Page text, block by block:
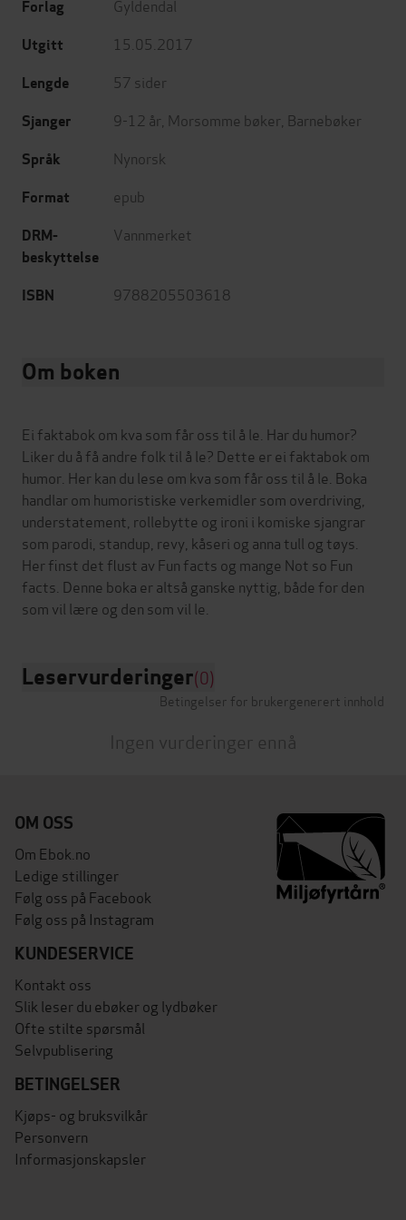
Forlag Gyldendal
Utgitt 15.05.2017
Lengde 57 sider
Sjanger 9-12 år Morsomme bøker Barnebøker
Språk Nynorsk
Format epub
DRM-
beskyttelse
Vannmerket
ISBN 9788205503618
Om boken
Ei faktabok om kva som får oss til å le. Har du humor?
Liker du å få andre folk til å le? Dette er ei faktabok om
humor. Her kan du lese om kva som får oss til å le. Boka
handlar om humoristiske verkemidler som overdriving,
understatement, rollebytte og ironi i komiske sjangrar
som parodi, standup, revy, kåseri og anna tull og tøys.
Her finst det flust av Fun facts og mange Not so Fun
facts. Denne boka er altså ganske nyttig, både for den
Leservurderinger(0)
Betingelser for brukergenerert innhold
Ingen vurderinger ennå
OM OSS
Om Ebok.no
Ledige stillinger
Følg oss på Facebook
Følg oss på Instagram
KUNDESERVICE
Kontakt oss
Slik leser du ebøker og lydbøker
Ofte stilte spørsmål
Selvpublisering
BETINGELSER
Kjøps- og bruksvilkår
Personvern
Informasjonskapsler